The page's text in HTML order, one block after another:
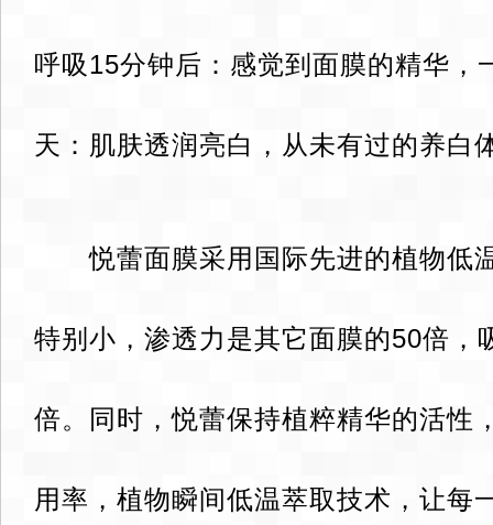
呼吸15分钟后：感觉到面膜的精华，
天：肌肤透润亮白，从未有过的养白
悦蕾面膜采用国际先进的植物低
特别小，渗透力是其它面膜的50倍，
倍。同时，悦蕾保持植粹精华的活性
用率，植物瞬间低温萃取技术，让每